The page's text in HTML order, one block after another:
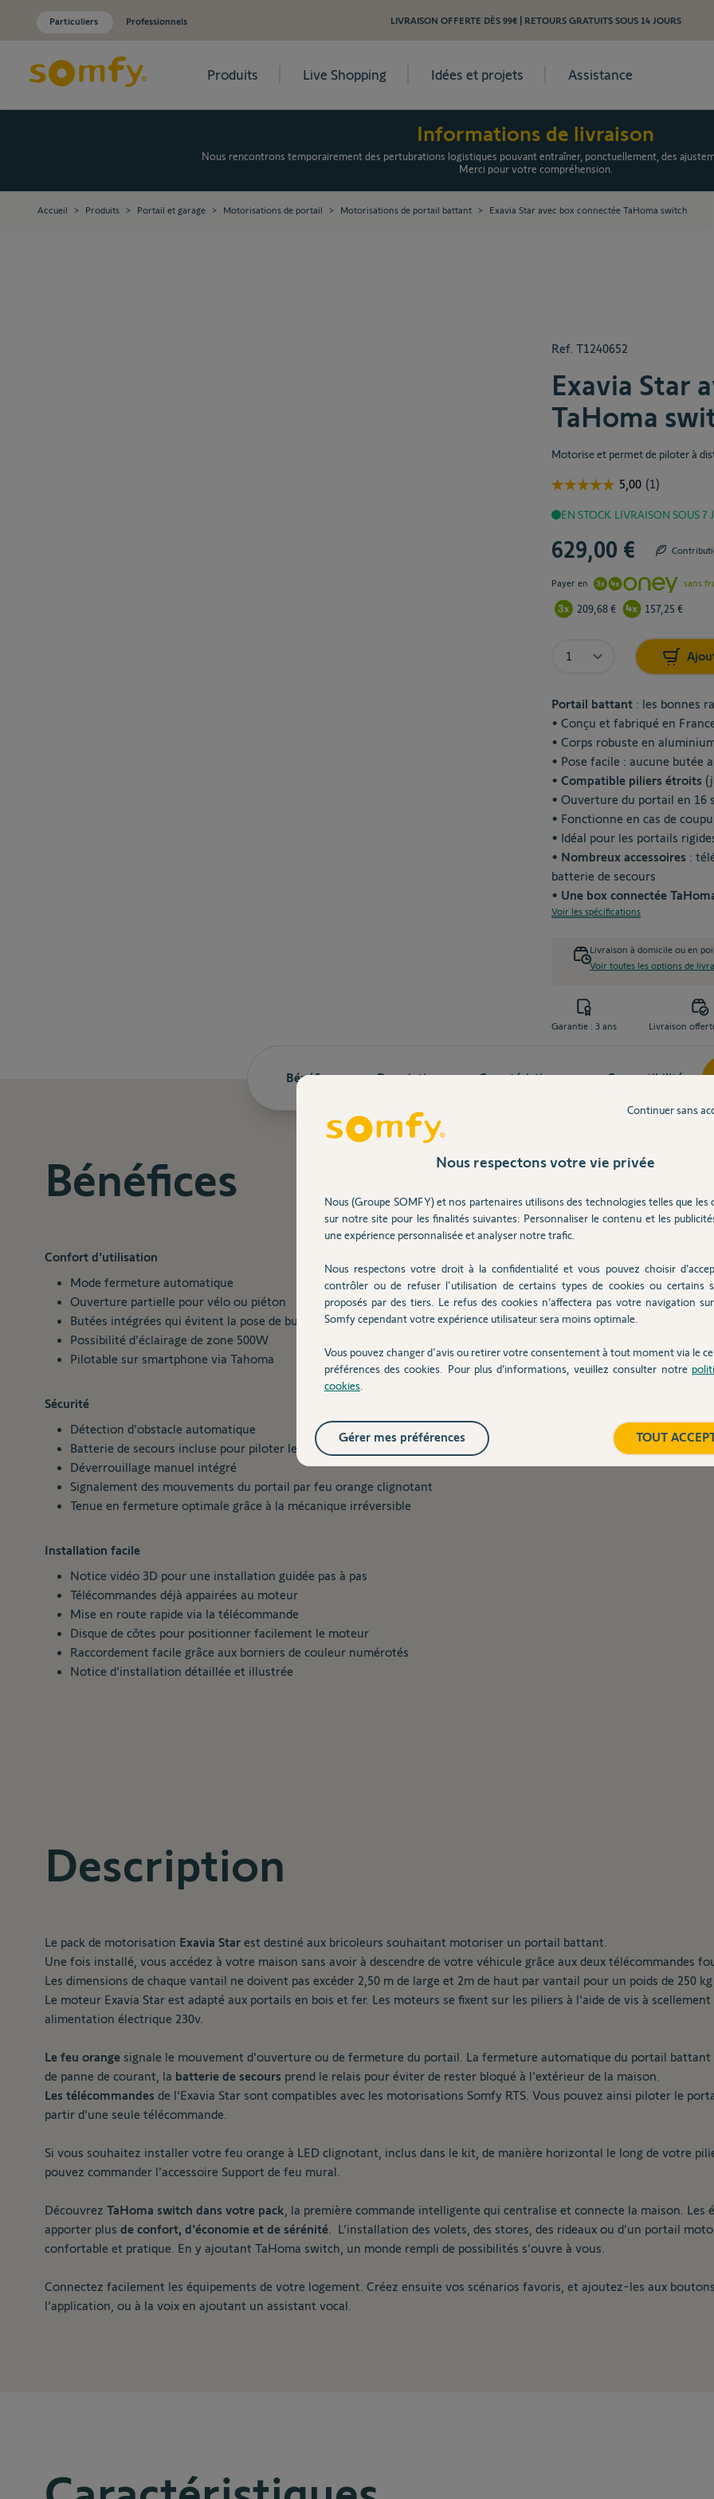
Particuliers Professionnels LIVRAISON OFFERTE DÈS 99€ | RETOURS GRATUITS SOUS 14 JOURS
Produits Live Shopping Idées et projets Assistance
Informations de livraison
Nous rencontrons temporairement des pertubrations logistiques pouvant entraîner, ponctuellement, des
Merci pour votre compréhension.
Accueil > Produits > Portail et garage > Motorisations de portail > Motorisations de portail battant > Exavia Star avec box connectée TaHoma switch
Ref. T1240652
Exavia Star
TaHoma
Motorise et permet de piloter à
EN STOCK LIVRAISON SOUS 7
The price depends on the
629,00 €
Payer en sans
209,68 € 157,25 €
TaHoma
Quantité
Portail battant : les bonnes
• Conçu et fabriqué en
• Corps robuste en
• Pose facile : aucune butée
• Compatible piliers étroits
• Ouverture du portail en 16
• Fonctionne en cas de
• Idéal pour les portails
• Nombreux accessoires :
batterie de secours
• Une box connectée
Voir les spécifications
Livraison à domicile ou en
Voir toutes les options de
Garantie : 3 ans Livraison
Bénéfices Description Caractéristiques Compatibilité
Bénéfices
Confort d'utilisation
Mode fermeture automatique
Ouverture partielle pour vélo ou piéton
Butées intégrées qui évitent la pose de butées au sol génantes et inesthtétiques.
Possibilité d'éclairage de zone 500W
Pilotable sur smartphone via Tahoma
Sécurité
Détection d'obstacle automatique
Batterie de secours incluse pour piloter le portail en cas de coupure de courant
Déverrouillage manuel intégré
Signalement des mouvements du portail par feu orange clignotant
Tenue en fermeture optimale grâce à la mécanique irréversible
Installation facile
Notice vidéo 3D pour une installation guidée pas à pas
Télécommandes déjà appairées au moteur
Mise en route rapide via la télécommande
Disque de côtes pour positionner facilement le moteur
Raccordement facile grâce aux borniers de couleur numérotés
Notice d'installation détaillée et illustrée
Description
Le pack de motorisation Exavia Star est destiné aux bricoleurs souhaitant motoriser un portail battant.
Une fois installé, vous accédez à votre maison sans avoir à descendre de votre véhicule grâce aux deux télécommandes
Les dimensions de chaque vantail ne doivent pas excéder 2,50 m de large et 2m de haut par vantail pour un poids de 250
Le moteur Exavia Star est adapté aux portails en bois et fer. Les moteurs se fixent sur les piliers à l'aide de vis à
alimentation électrique 230v.
Le feu orange signale le mouvement d'ouverture ou de fermeture du portail. La fermeture automatique du portail battant
de panne de courant, la batterie de secours prend le relais pour éviter de rester bloqué à l'extérieur de la maison.
Les télécommandes de l'Exavia Star sont compatibles avec les motorisations Somfy RTS. Vous pouvez ainsi piloter le
partir d'une seule télécommande.
Si vous souhaitez installer votre feu orange à LED clignotant, inclus dans le kit, de manière horizontal le long de votre
pouvez commander l’accessoire Support de feu mural.
Découvrez TaHoma switch dans votre pack , la première commande intelligente qui centralise et connecte la maison.
apporter plus de confort, d'économie et de sérénité . L’installation des volets, des stores, des rideaux ou d’un portail
confortable et pratique. En y ajoutant TaHoma switch, un monde rempli de possibilités s’ouvre à vous.
Connectez facilement les équipements de votre logement. Créez ensuite vos scénarios favoris, et ajoutez-les aux
l’application, ou à la voix en ajoutant un assistant vocal.
Nous respectons votre vie privée
Nous (Groupe SOMFY) et nos partenaires utilisons des technologies telles que les
sur notre site pour les finalités suivantes: Personnaliser le contenu et les
une expérience personnalisée et analyser notre trafic.
Nous respectons votre droit à la confidentialité et vous pouvez choisir
contrôler ou de refuser l'utilisation de certains types de cookies ou certains
proposés par des tiers. Le refus des cookies n’affectera pas votre navigation
Somfy cependant votre expérience utilisateur sera moins optimale.
Vous pouvez changer d'avis ou retirer votre consentement à tout moment via le
préférences des cookies. Pour plus d’informations, veuillez consulter notre
cookies
Continuer sans
TOUT
Gérer mes préférences